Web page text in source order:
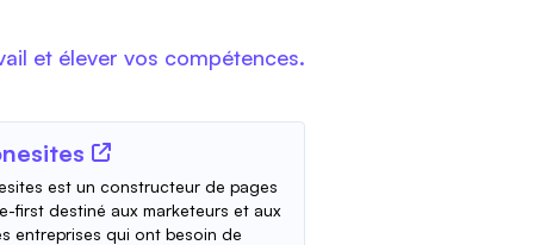
et élever vos compétences.
est un constructeur de pages
first destiné aux marketeurs et aux
entreprises qui ont besoin de